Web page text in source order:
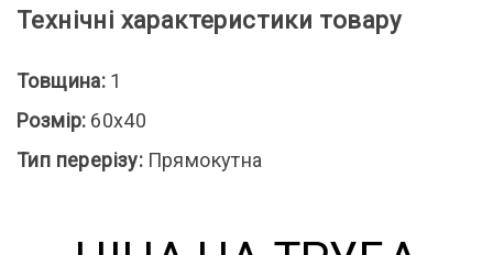
Технічні характеристики товару
Товщина: 1
Розмір: 60x40
Тип перерізу: Прямокутна